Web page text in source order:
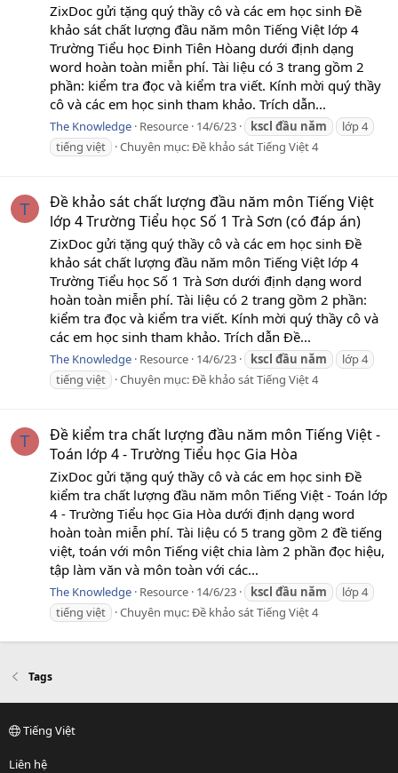
ZixDoc gửi tặng quý thầy cô và các em học sinh Đề
khảo sát chất lượng đầu năm môn Tiếng Việt lớp 4
Trường Tiểu học Đinh Tiên Hòang dưới định dạng
word hoàn toàn miễn phí. Tài liệu có 3 trang gồm 2
phần: kiểm tra đọc và kiểm tra viết. Kính mời quý thầy
cô và các em học sinh tham khảo. Trích dẫn...
The Knowledge Resource 14/6/23 kscl đầu năm
lớp 4
tiếng việt
Chuyên mục:Đề khảo sát Tiếng Việt 4
T
Đề khảo sát chất lượng đầu năm môn Tiếng Việt
lớp 4 Trường Tiểu học Số 1 Trà Sơn (có đáp án)
ZixDoc gửi tặng quý thầy cô và các em học sinh Đề
khảo sát chất lượng đầu năm môn Tiếng Việt lớp 4
Trường Tiểu học Số 1 Trà Sơn dưới định dạng word
hoàn toàn miễn phí. Tài liệu có 2 trang gồm 2 phần:
kiểm tra đọc và kiểm tra viết. Kính mời quý thầy cô và
các em học sinh tham khảo. Trích dẫn Đề...
The Knowledge Resource 14/6/23 kscl đầu năm
lớp 4
tiếng việt
Chuyên mục:Đề khảo sát Tiếng Việt 4
T
Đề kiểm tra chất lượng đầu năm môn Tiếng Việt -
Toán lớp 4 - Trường Tiểu học Gia Hòa
ZixDoc gửi tặng quý thầy cô và các em học sinh Đề
kiểm tra chất lượng đầu năm môn Tiếng Việt - Toán lớp
4 - Trường Tiểu học Gia Hòa dưới định dạng word
hoàn toàn miễn phí. Tài liệu có 5 trang gồm 2 đề tiếng
việt, toán với môn Tiếng việt chia làm 2 phần đọc hiệu,
tập làm văn và môn toàn với các...
The Knowledge Resource 14/6/23 kscl đầu năm
lớp 4
tiếng việt
Chuyên mục:Đề khảo sát Tiếng Việt 4
Tags
Tiếng Việt
Liên hệ